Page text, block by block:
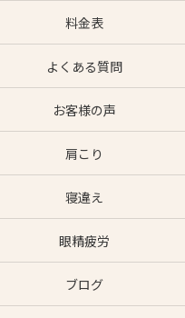
料金表
よくある質問
お客様の声
肩こり
寝違え
眼精疲労
ブログ